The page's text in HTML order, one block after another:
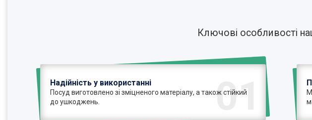
Ключові особливості
01
Надійність у використанні
Посуд виготовлено зі зміцненого матеріалу, а також стійкий
до ушкоджень.